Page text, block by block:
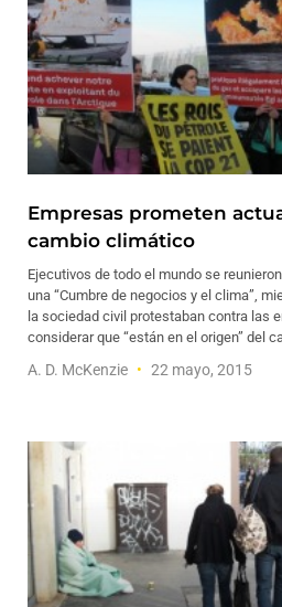
Empresas prometen
cambio climático
Ejecutivos de todo el mundo se
una “Cumbre de negocios y el clima”,
la sociedad civil protestaban contra las
considerar que “están en el origen” del
A. D. McKenzie 22 mayo, 2015